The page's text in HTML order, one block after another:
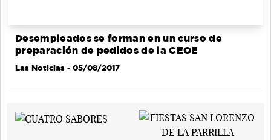
Desempleados se forman en un curso de
preparación de pedidos de la CEOE
Las Noticias - 05/08/2017